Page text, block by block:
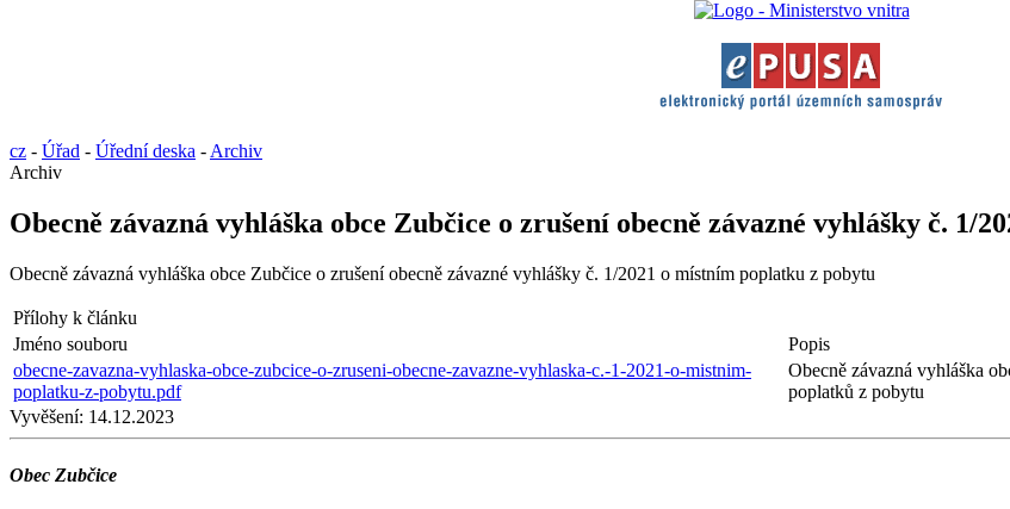
cz - Úřad - Úřední deska - Archiv
Archiv
Obecně závazná vyhláška obce Zubčice o zrušení obecně závazné vyhlášky č. 1/
Obecně závazná vyhláška obce Zubčice o zrušení obecně závazné vyhlášky č. 1/2021 o místním poplatku z pobytu
Přílohy k článku
Jméno souboru
Popis
obecne-zavazna-vyhlaska-obce-zubcice-o-zruseni-obecne-zavazne-vyhlaska-c.-1-2021-o-mistnim-
poplatku-z-pobytu.pdf
Obecně závazná vyhláška
poplatků z pobytu
Vyvěšení: 14.12.2023
Obec Zubčice